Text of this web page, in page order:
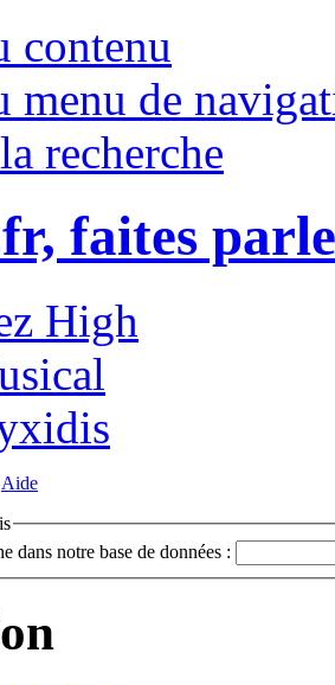
contenu
menu de
recherche
faites
Aide
dans notre base de données :